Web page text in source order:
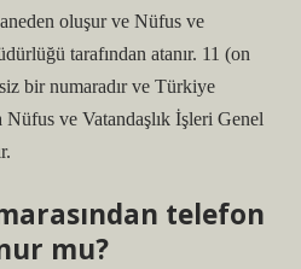
oluşur ve Nüfus ve
tarafından atanır. 11 (on
bir numaradır ve Türkiye
ve Vatandaşlık İşleri Genel
telefon
mu?